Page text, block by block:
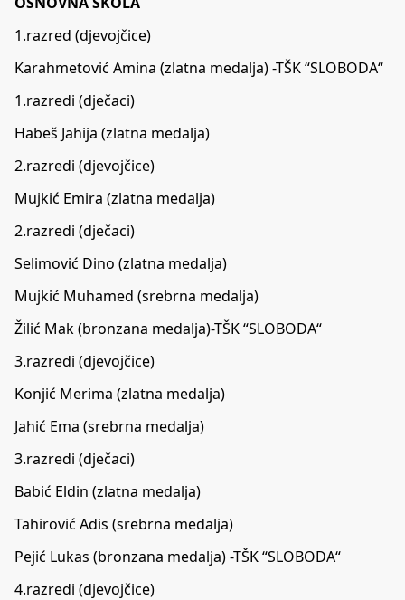
1.razred (djevojčice)
Karahmetović Amina (zlatna medalja) -TŠK “SLOBODA“
1.razredi (dječaci)
Habeš Jahija (zlatna medalja)
2.razredi (djevojčice)
Mujkić Emira (zlatna medalja)
2.razredi (dječaci)
Selimović Dino (zlatna medalja)
Mujkić Muhamed (srebrna medalja)
Žilić Mak (bronzana medalja)-TŠK “SLOBODA“
3.razredi (djevojčice)
Konjić Merima (zlatna medalja)
Jahić Ema (srebrna medalja)
3.razredi (dječaci)
Babić Eldin (zlatna medalja)
Tahirović Adis (srebrna medalja)
Pejić Lukas (bronzana medalja) -TŠK “SLOBODA“
4.razredi (djevojčice)